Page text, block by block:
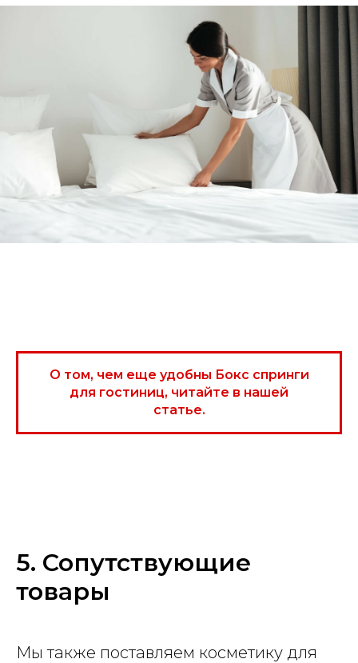
О том, чем еще удобны Бокс спринги
для гостиниц, читайте в нашей
статье.
5. Сопутствующие
товары
Мы также поставляем косметику для